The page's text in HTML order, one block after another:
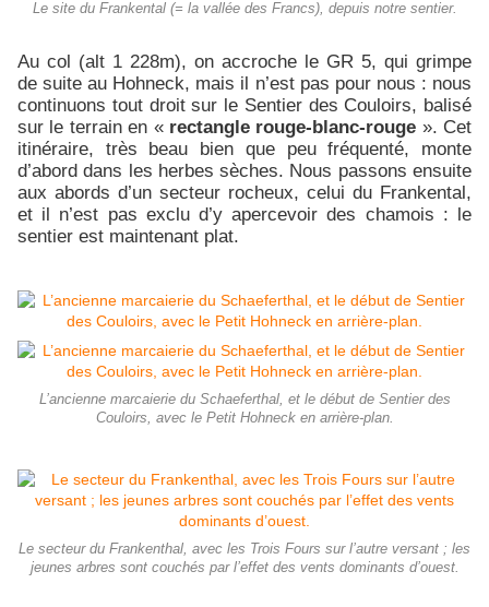
Le site du Frankental (= la vallée des Francs), depuis notre sentier.
Au col (alt 1 228m), on accroche le GR 5, qui grimpe
de suite au Hohneck, mais il n’est pas pour nous : nous
continuons tout droit sur le Sentier des Couloirs, balisé
sur le terrain en « rectangle rouge-blanc-rouge ». Cet
itinéraire, très beau bien que peu fréquenté, monte
d’abord dans les herbes sèches. Nous passons ensuite
aux abords d’un secteur rocheux, celui du Frankental,
et il n’est pas exclu d’y apercevoir des chamois : le
sentier est maintenant plat.
L’ancienne marcaierie du Schaeferthal, et le début de Sentier des
Couloirs, avec le Petit Hohneck en arrière-plan.
Le secteur du Frankenthal, avec les Trois Fours sur l’autre versant ; les
jeunes arbres sont couchés par l’effet des vents dominants d’ouest.